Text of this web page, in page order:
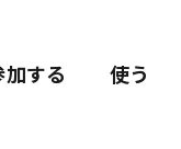
加する 使う